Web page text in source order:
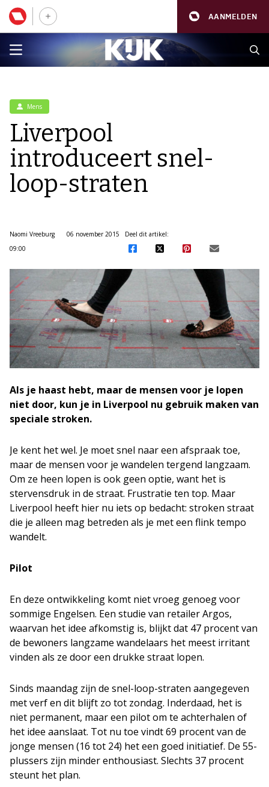
AANMELDEN
Mens
Liverpool
introduceert snel-
loop-straten
Naomi Vreeburg
06 november 2015
09:00
Deel dit artikel:
Als je haast hebt, maar de mensen voor je lopen
niet door, kun je in Liverpool nu gebruik maken van
speciale stroken.
Je kent het wel. Je moet snel naar een afspraak toe,
maar de mensen voor je wandelen tergend langzaam.
Om ze heen lopen is ook geen optie, want het is
stervensdruk in de straat. Frustratie ten top. Maar
Liverpool heeft hier nu iets op bedacht: stroken straat
die je alleen mag betreden als je met een flink tempo
wandelt.
Pilot
En deze ontwikkeling komt niet vroeg genoeg voor
sommige Engelsen. Een studie van retailer Argos,
waarvan het idee afkomstig is, blijkt dat 47 procent van
de bewoners langzame wandelaars het meest irritant
vinden als ze door een drukke straat lopen.
Sinds maandag zijn de snel-loop-straten aangegeven
met verf en dit blijft zo tot zondag. Inderdaad, het is
niet permanent, maar een pilot om te achterhalen of
het idee aanslaat. Tot nu toe vindt 69 procent van de
jonge mensen (16 tot 24) het een goed initiatief. De 55-
plussers zijn minder enthousiast. Slechts 37 procent
steunt het plan.